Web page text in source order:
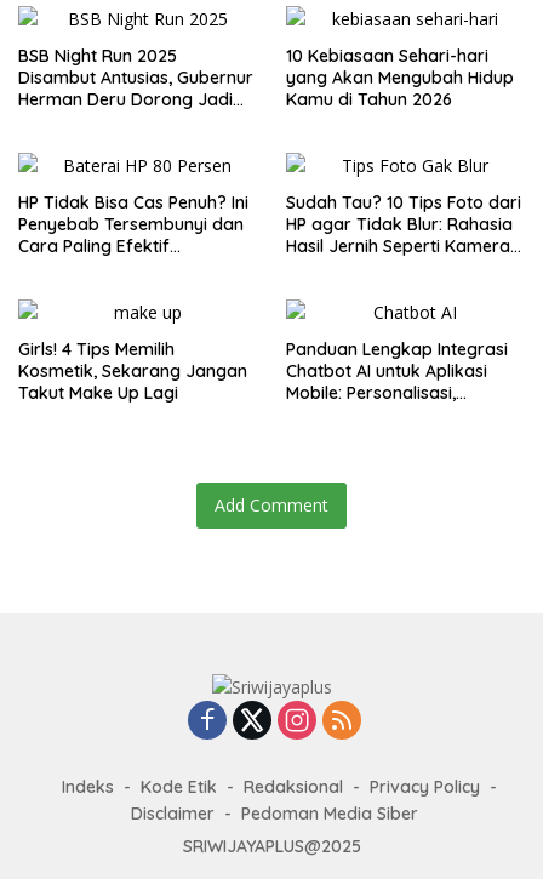
BSB Night Run 2025
Disambut Antusias, Gubernur
Herman Deru Dorong Jadi
10 Kebiasaan Sehari-hari
yang Akan Mengubah Hidup
Kamu di Tahun 2026
HP Tidak Bisa Cas Penuh? Ini
Penyebab Tersembunyi dan
Cara Paling Efektif
Sudah Tau? 10 Tips Foto dari
HP agar Tidak Blur: Rahasia
Hasil Jernih Seperti Kamera
Girls! 4 Tips Memilih
Kosmetik, Sekarang Jangan
Takut Make Up Lagi
Panduan Lengkap Integrasi
Chatbot AI untuk Aplikasi
Mobile: Personalisasi,
Add Comment
Indeks Kode Etik Redaksional
Privacy Policy
Disclaimer
Pedoman Media Siber
SRIWIJAYAPLUS@2025